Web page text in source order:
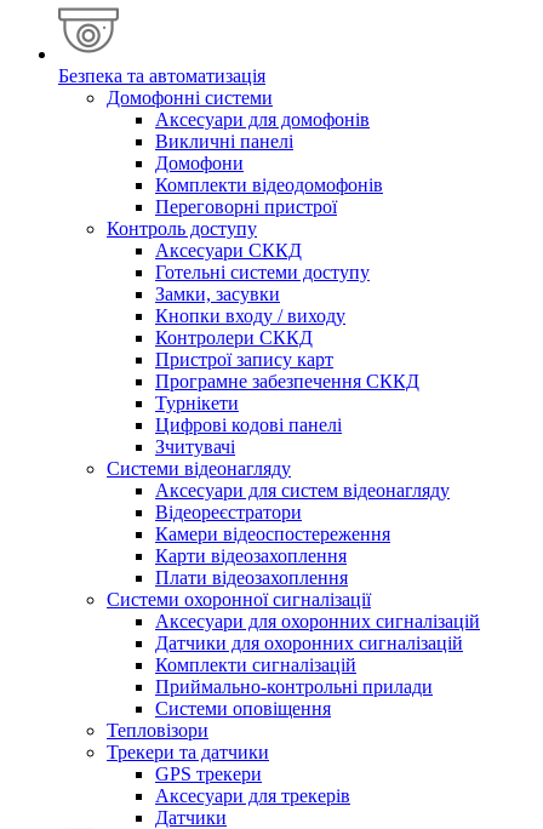
Безпека та автоматизація
Домофонні системи
Аксесуари для домофонів
Викличні панелі
Домофони
Комплекти відеодомофонів
Переговорні пристрої
Контроль доступу
Аксесуари СККД
Готельні системи доступу
Замки, засувки
Кнопки входу / виходу
Контролери СККД
Пристрої запису карт
Програмне забезпечення СККД
Турнікети
Цифрові кодові панелі
Зчитувачі
Системи відеонагляду
Аксесуари для систем відеонагляду
Відеореєстратори
Камери відеоспостереження
Карти відеозахоплення
Плати відеозахоплення
Системи охоронної сигналізації
Аксесуари для охоронних сигналізацій
Датчики для охоронних сигналізацій
Комплекти сигналізацій
Приймально-контрольні прилади
Системи оповіщення
Тепловізори
Трекери та датчики
GPS трекери
Аксесуари для трекерів
Датчики